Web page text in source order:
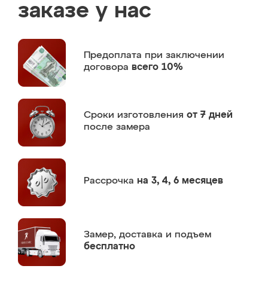
заказе у нас
Предоплата при заключении
договора всего 10%
Сроки изготовления от 7 дней
после замера
Рассрочка на 3, 4, 6 месяцев
Замер, доставка и подъем
бесплатно